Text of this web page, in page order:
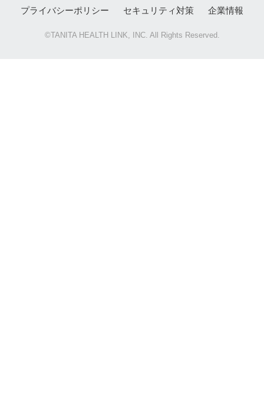
プライバシーポリシー
セキュリティ対策 企業情報
©TANITA HEALTH LINK, INC. All Rights Reserved.